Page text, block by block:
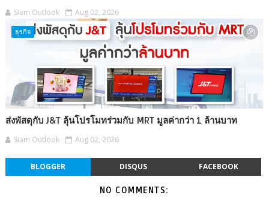
Siam Outlook Aug 02, 2026
ธุรกิจ
ส่งพัสดุกับ J&T ลุ้นโปรโมทร่วมกับ MRT มูลค่ากว่า 1 ล้านบาท
Siam Outlook Aug 02, 2026
BLOGGER DISQUS FACEBOOK
NO COMMENTS: